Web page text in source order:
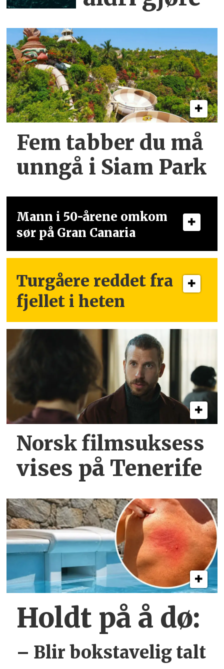
Fem tabber du må
unngå i Siam Park
Mann i 50-årene omkom
sør på Gran Canaria
Turgåere reddet fra
fjellet i heten
Norsk filmsuksess
vises på Tenerife
Holdt på å dø:
– Blir bokstavelig talt